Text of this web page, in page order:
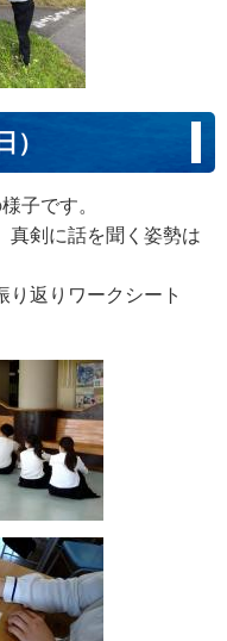
）
子です。
真剣に話を聞く姿勢は
り返りワークシート